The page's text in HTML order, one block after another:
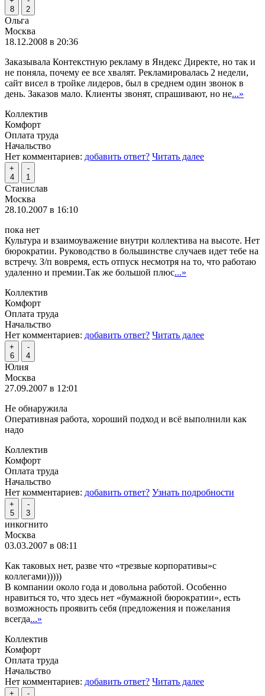
8
2
Ольга
Москва
18.12.2008 в 20:36
Заказывала Контекстную рекламу в Яндекс Директе, но так и
не поняла, почему ее все хвалят. Рекламировалась 2 недели,
сайт висел в тройке лидеров, был в среднем один звонок в
день. Заказов мало. Клиенты звонят, спрашивают, но не...»
Коллектив
Комфорт
Оплата труда
Начальство
Нет комментариев: добавить ответ? Читать далее
+
4
-
1
Станислав
Москва
28.10.2007 в 16:10
пока нет
Культура и взаимоуважение внутри коллектива на высоте. Нет
бюрократии. Руководство в большинстве случаев идет тебе на
встречу. З/п вовремя, есть отпуск несмотря на то, что работаю
удаленно и премии.Так же большой плюс...»
Коллектив
Комфорт
Оплата труда
Начальство
Нет комментариев: добавить ответ? Читать далее
+
6
-
4
Юлия
Москва
27.09.2007 в 12:01
Не обнаружила
Оперативная работа, хороший подход и всё выполнили как
надо
Коллектив
Комфорт
Оплата труда
Начальство
Нет комментариев: добавить ответ? Узнать подробности
+
5
-
3
инкогнито
Москва
03.03.2007 в 08:11
Как таковых нет, разве что «трезвые корпоративы»с
коллегами)))))
В компании около года и довольна работой. Особенно
нравиться то, что здесь нет «бумажной бюрократии», есть
возможность проявить себя (предложения и пожелания
всегда...»
Коллектив
Комфорт
Оплата труда
Начальство
Нет комментариев: добавить ответ? Читать далее
+
-